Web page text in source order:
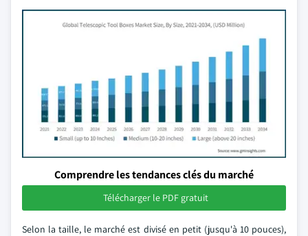
Comprendre les tendances clés du marché
Télécharger le PDF gratuit
Selon la taille, le marché est divisé en petit (jusqu'à 10 pouces),